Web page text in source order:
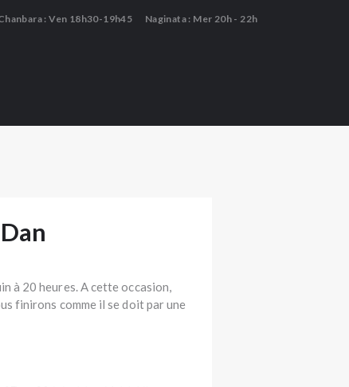
: Ven 18h30-19h45 Naginata : Mer 20h - 22h
à 20 heures. A cette occasion,
finirons comme il se doit par une